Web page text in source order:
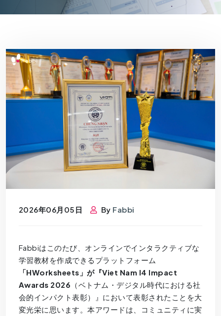
2026年06月05日 By Fabbi
Fabbiはこのたび、オンラインでインタラクティブな
学習教材を作成できるプラットフォーム
「HWorksheets」が『Viet Nam I4 Impact
Awards 2026 （ベトナム・デジタル時代における社
会的インパクト表彰）』において表彰されたことを大
変光栄に思います。本アワードは、コミュニティに実